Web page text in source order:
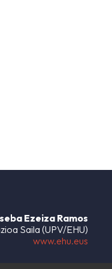
Ezeiza Ramos
Saila (UPV/EHU)
www.ehu.eus